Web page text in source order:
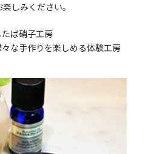
しみください。
ば硝子工房
な手作りを楽しめる体験工房